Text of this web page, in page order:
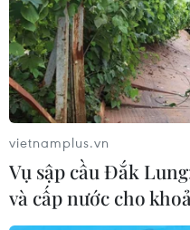
vietnamplus.vn
Vụ sập cầu Đắk
và cấp nước cho